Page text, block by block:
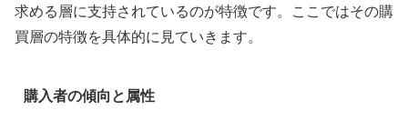
求める層に支持されているのが特徴です。ここではその購
買層の特徴を具体的に見ていきます。
購入者の傾向と属性